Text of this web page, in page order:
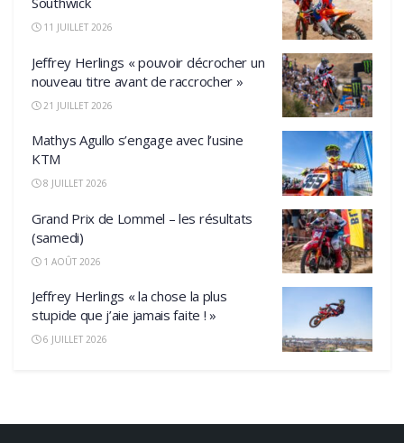
11 JUILLET 2026
Jeffrey Herlings « pouvoir décrocher un
nouveau titre avant de raccrocher »
21 JUILLET 2026
Mathys Agullo s’engage avec l’usine
KTM
8 JUILLET 2026
Grand Prix de Lommel – les résultats
(samedi)
1 AOÛT 2026
Jeffrey Herlings « la chose la plus
stupide que j’aie jamais faite ! »
6 JUILLET 2026